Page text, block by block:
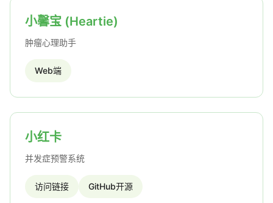
小馨宝 (Heartie)
肿瘤心理助手
Web端
小红卡
并发症预警系统
访问链接 GitHub开源